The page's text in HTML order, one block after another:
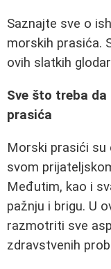
Saznajte sve o
morskih prasića.
ovih slatkih
Sve što treba
prasića
Morski prasići su
svom
Međutim, kao i
pažnju i brigu. U
razmotriti sve
zdravstvenih